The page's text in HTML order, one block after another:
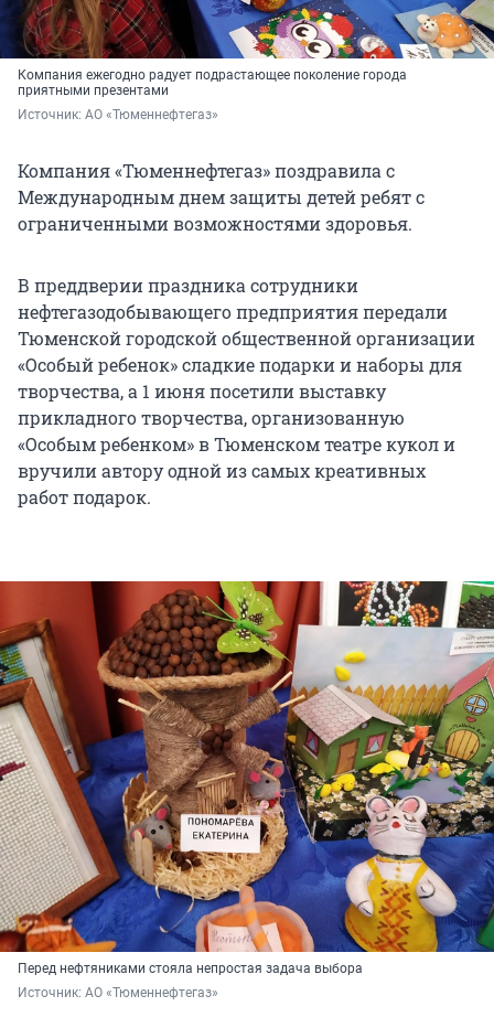
Компания ежегодно радует подрастающее поколение города
приятными презентами
Источник: АО «Тюменнефтегаз»
Компания «Тюменнефтегаз» поздравила с
Международным днем защиты детей ребят с
ограниченными возможностями здоровья.
В преддверии праздника сотрудники
нефтегазодобывающего предприятия передали
Тюменской городской общественной организации
«Особый ребенок» сладкие подарки и наборы для
творчества, а 1 июня посетили выставку
прикладного творчества, организованную
«Особым ребенком» в Тюменском театре кукол и
вручили автору одной из самых креативных
работ подарок.
Перед нефтяниками стояла непростая задача выбора
Источник: АО «Тюменнефтегаз»